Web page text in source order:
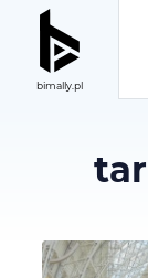
bimally.pl